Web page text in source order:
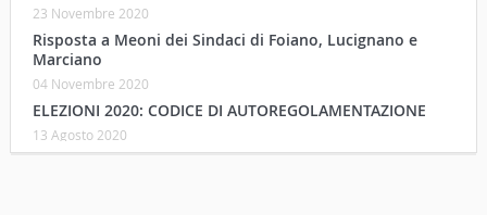
23 Novembre 2020
Risposta a Meoni dei Sindaci di Foiano, Lucignano e
Marciano
04 Novembre 2020
ELEZIONI 2020: CODICE DI AUTOREGOLAMENTAZIONE
13 Agosto 2020